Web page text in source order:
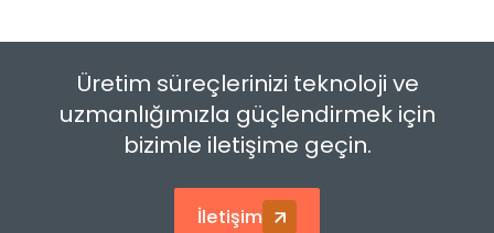
Üretim süreçlerinizi teknoloji ve
uzmanlığımızla güçlendirmek için
bizimle iletişime geçin.
İletişim